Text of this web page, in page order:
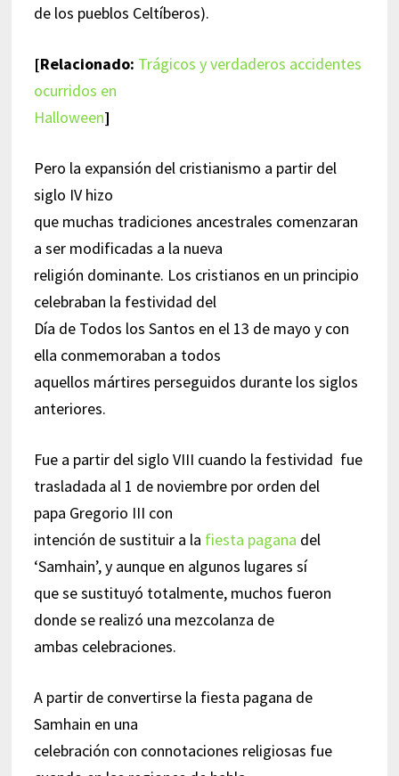
de los pueblos Celtíberos).
[Relacionado: Trágicos y verdaderos accidentes
ocurridos en
Halloween]
Pero la expansión del cristianismo a partir del
siglo IV hizo
que muchas tradiciones ancestrales comenzaran
a ser modificadas a la nueva
religión dominante. Los cristianos en un principio
celebraban la festividad del
Día de Todos los Santos en el 13 de mayo y con
ella conmemoraban a todos
aquellos mártires perseguidos durante los siglos
anteriores.
Fue a partir del siglo VIII cuando la festividad fue
trasladada al 1 de noviembre por orden del
papa Gregorio III con
intención de sustituir a la fiesta pagana del
‘Samhain’, y aunque en algunos lugares sí
que se sustituyó totalmente, muchos fueron
donde se realizó una mezcolanza de
ambas celebraciones.
A partir de convertirse la fiesta pagana de
Samhain en una
celebración con connotaciones religiosas fue